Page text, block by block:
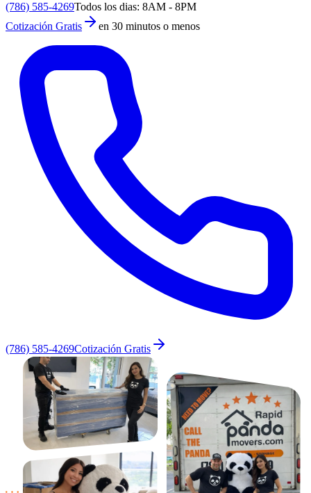
(786) 585-4269Todos los dias: 8AM - 8PM
Cotización Gratis
en 30 minutos o menos
(786) 585-4269Cotización Gratis